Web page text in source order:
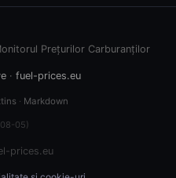
Prețurilor Carburanților
· fuel-prices.eu
· Markdown
05)
prices.eu